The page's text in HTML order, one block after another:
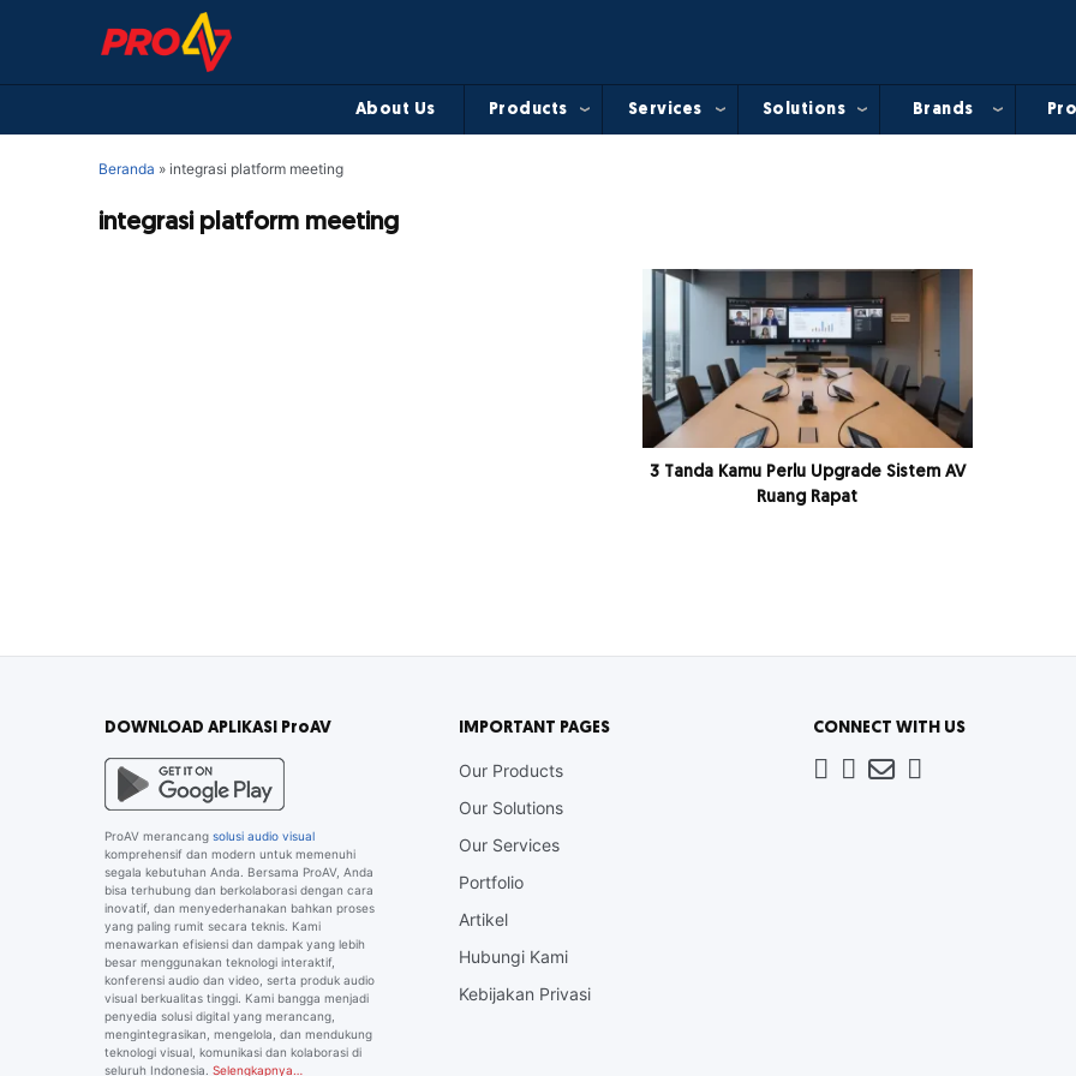
About Us Products Services Solutions Brands
Beranda » integrasi platform meeting
integrasi platform meeting
3 Tanda Kamu Perlu Upgrade Sistem AV
Ruang Rapat
DOWNLOAD APLIKASI ProAV
ProAV merancang solusi audio visual
komprehensif dan modern untuk memenuhi
segala kebutuhan Anda. Bersama ProAV, Anda
bisa terhubung dan berkolaborasi dengan cara
inovatif, dan menyederhanakan bahkan proses
yang paling rumit secara teknis. Kami
menawarkan efisiensi dan dampak yang lebih
besar menggunakan teknologi interaktif,
konferensi audio dan video, serta produk audio
visual berkualitas tinggi. Kami bangga menjadi
penyedia solusi digital yang merancang,
mengintegrasikan, mengelola, dan mendukung
teknologi visual, komunikasi dan kolaborasi di
seluruh Indonesia. Selengkapnya…
IMPORTANT PAGES
Our Products
Our Solutions
Our Services
Portfolio
Artikel
Hubungi Kami
Kebijakan Privasi
CONNECT WITH US
Whatsapp
LinkedIn